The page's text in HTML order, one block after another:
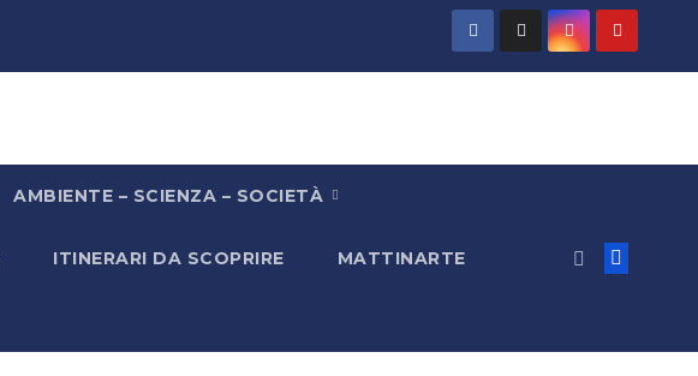
AMBIENTE – SCIENZA – SOCIETÀ
ITINERARI DA SCOPRIRE MATTINARTE